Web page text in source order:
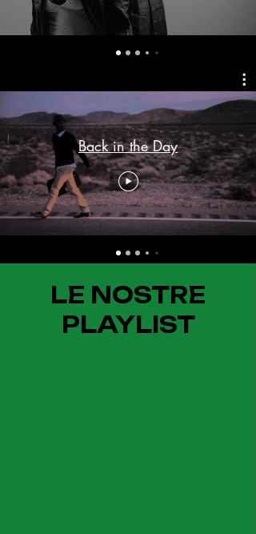
Back in the Day
LE NOSTRE
PLAYLIST